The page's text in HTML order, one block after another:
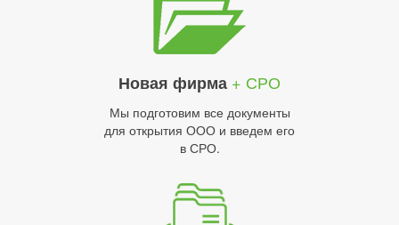
Новая фирма + СРО
Мы подготовим все документы
для открытия ООО и введем его
в СРО.